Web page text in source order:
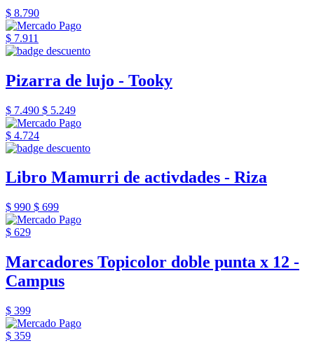
$ 8.790
$ 7.911
Pizarra de lujo - Tooky
$ 7.490 $ 5.249
$ 4.724
Libro Mamurri de activdades - Riza
$ 990 $ 699
$ 629
Marcadores Topicolor doble punta x 12 -
Campus
$ 399
$ 359